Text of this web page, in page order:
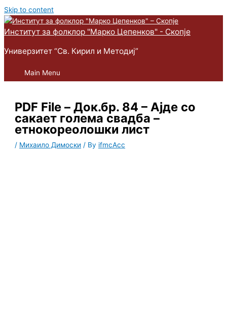
Skip to content
Институт за фолклор "Марко Цепенков" - Скопје
Универзитет “Св. Кирил и Методиј”
Main Menu
PDF File – Док.бр. 84 – Ајде со
сакает голема свадба –
етнокореолошки лист
/ Михаило Димоски / By ifmcAcc